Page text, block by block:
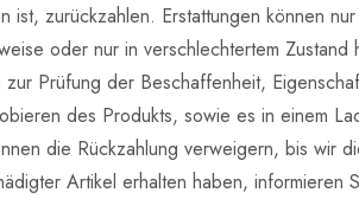
zurückzahlen. Erstattungen können
oder nur in verschlechtertem
Prüfung der Beschaffenheit,
des Produkts, sowie es in einem
die Rückzahlung verweigern, bis
Artikel erhalten haben,